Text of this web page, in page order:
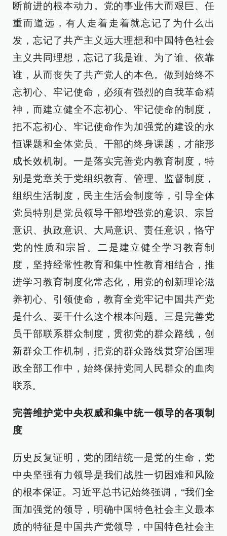
断前进的根本动力。党的事业伟大而艰巨、任
重而道远，有人走着走着就忘记了为什么出
发，忘记了共产主义远大理想和中国特色社会
主义共同理想，忘记了我是谁、为了谁、依靠
谁，从而丧失了共产党人的本色。做到始终不
忘初心、牢记使命，必须有强烈的自我革命精
神，而建立健全不忘初心、牢记使命的制度，
把不忘初心、牢记使命作为加强党的建设的永
恒课题和全体党员、干部的终身课题，才能形
成长效机制。一是落实完善党内教育制度，特
别是党章关于党组织教育、管理、监督制度，
组织生活制度，民主生活会制度等，引导全体
党员特别是党员领导干部增强党的意识、宗旨
意识、执政意识、大局意识、责任意识，恪守
党的性质和宗旨。二是建立健全学习教育制
度，坚持经常性教育和集中性教育相结合，推
进学习教育制度化常态化，用党的创新理论滋
养初心、引领使命，教育全党牢记中国共产党
是什么、要干什么这个根本问题。三是完善党
员干部联系群众制度，贯彻党的群众路线，创
新群众工作机制，把党的群众路线贯穿治国理
政全部工作中，始终保持党同人民群众的血肉
联系。
完善维护党中央权威和集中统一领导的各项制
度
历史反复证明，党的团结统一是党的生命，党
中央坚强有力领导是我们战胜一切困难和风险
的根本保证。习近平总书记始终强调，“我们全
面加强党的领导，明确中国特色社会主义最本
质的特征是中国共产党领导，中国特色社会主